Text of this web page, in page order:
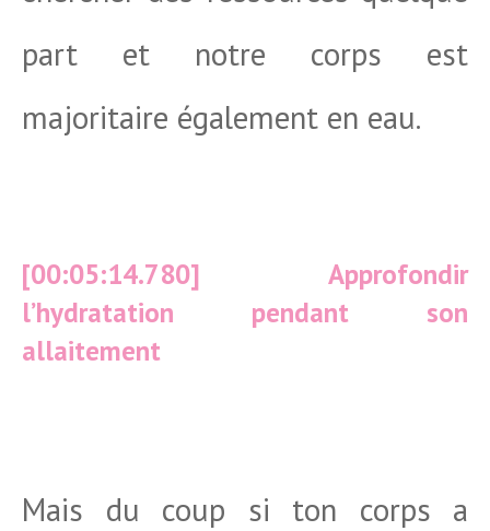
part et notre corps est
majoritaire également en eau.
[00:05:14.780] Approfondir
l’hydratation pendant son
allaitement
Mais du coup si ton corps a